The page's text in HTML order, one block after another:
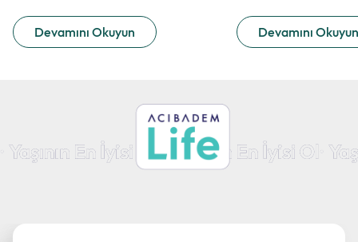
Devamını Okuyun Devamını Okuyun